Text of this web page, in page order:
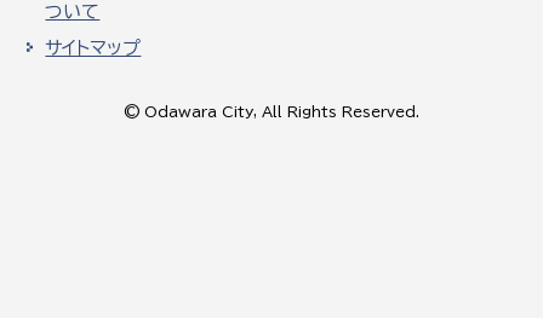
ついて
サイトマップ
© Odawara City, All Rights Reserved.